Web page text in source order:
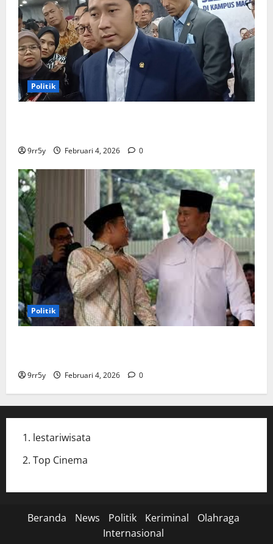
Politik
9rr5y Februari 4, 2026 0
Politik
9rr5y Februari 4, 2026 0
lestariwisata
Top Cinema
Beranda News Politik Keriminal
Olahraga
Internasional